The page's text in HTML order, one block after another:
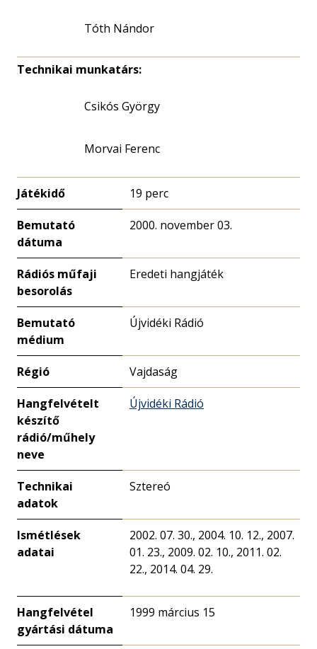
Tóth Nándor
Technikai munkatárs:
Csikós György
Morvai Ferenc
Játékidő 19 perc
Bemutató
dátuma
2000. november 03.
Rádiós műfaji
besorolás
Eredeti hangjáték
Bemutató
médium
Újvidéki Rádió
Régió Vajdaság
Hangfelvételt
készítő
rádió/műhely
neve
Újvidéki Rádió
Technikai
adatok
Sztereó
Ismétlések
adatai
2002. 07. 30., 2004. 10. 12., 2007.
01. 23., 2009. 02. 10., 2011. 02.
22., 2014. 04. 29.
Hangfelvétel
gyártási dátuma
1999 március 15